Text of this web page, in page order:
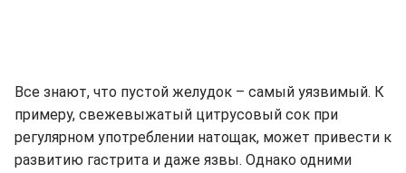
Все знают, что пустой желудок – самый уязвимый. К
примеру, свежевыжатый цитрусовый сок при
регулярном употреблении натощак, может привести к
развитию гастрита и даже язвы. Однако одними